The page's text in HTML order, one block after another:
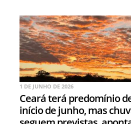
1 DE JUNHO DE 2026
Ceará terá predomínio
início de junho, mas